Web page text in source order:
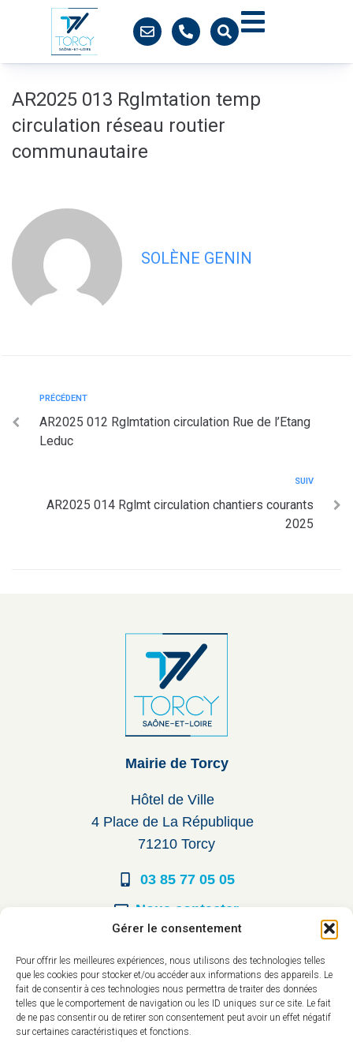
Gérer le consentement
Pour offrir les meilleures expériences, nous utilisons des technologies telles
que les cookies pour stocker et/ou accéder aux informations des appareils. Le
fait de consentir à ces technologies nous permettra de traiter des données
telles que le comportement de navigation ou les ID uniques sur ce site. Le fait
de ne pas consentir ou de retirer son consentement peut avoir un effet négatif
sur certaines caractéristiques et fonctions.
AR2025 013 Rglmtation temp
circulation réseau routier
communautaire
SOLÈNE GENIN
PRÉCÉDENT
AR2025 012 Rglmtation circulation Rue de l’Etang
Leduc
SUIV
AR2025 014 Rglmt circulation chantiers courants
2025
Mairie de Torcy
Hôtel de Ville
4 Place de La République
71210 Torcy
03 85 77 05 05
Nous contacter
Du lundi au vendredi :
8h30 à 12h00